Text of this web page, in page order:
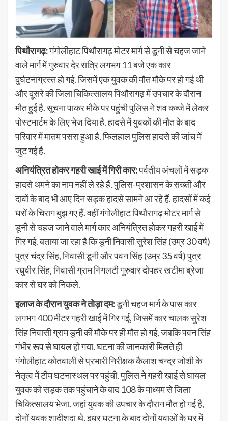
पिथौरागढ़:गंगोलीहाट पिथौरागढ़ मोटर मार्ग से डूनी से चहज जाने
वाले मार्ग में गुरुवार देर रात्रि लगभग 11 बजे एक कार
दुर्घटनाग्रस्त हो गई. जिसमें एक युवक की मौत मौके पर हो गई थी
और दूसरे की जिला चिकित्सालय पिथौरागढ़ में उपचार के दौरान
मौत हुई है. सूचना पाकर मौके पर पहुंची पुलिस ने शव कब्जे में लेकर
पोस्टमार्टम के लिए भेज दिया है. हादसे में युवकों की मौत के बाद
परिवार में मातम पसरा हुआ है. फिलहाल पुलिस हादसे की जांच में
जुट गई है.
अनियंत्रित होकरगहरी खाई में गिरी कार:पर्वतीय अंचलों में सड़क
हादसे थमने का नाम नहीं ले रहे हैं. पुलिस-प्रशासन के सख्ती और
दावों के बाद भी आए दिन सड़क हादसे सामने आ रहे हैं. हादसों में कई
घरों के चिराग बुझ गए हैं. वहीं गंगोलीहाट पिथौरागढ़ मोटर मार्ग से
डूनी से चहज जाने वाले मार्ग कार अनियंत्रित होकर गहरी खाई में
गिर गई. बताया जा रहा है कि डूनी निवासी सुरेश सिंह (उम्र 30 वर्ष)
पुत्र चंद्र सिंह, निवासी डूनी और पवन सिंह (उम्र 35 वर्ष) पुत्र
रघुवीर सिंह, निवासी ग्राम निगलटी गुरुवार दोपहर खटीमा ब्रेजा
कार से घर को निकले.
इलाज के दौरान युवक ने तोड़ा दम:डूनी चहज मार्ग के पास कार
लगभग 400 मीटर गहरी खाई में गिर गई, जिसमें कार चालक सुरेश
सिंह निवासी ग्राम डूनी की मौके पर ही मौत हो गई, जबकि पवन सिंह
गंभीर रूप से घायल हो गया. घटना की जानकारी मिलते ही
गंगोलीहाट कोतवाली से प्रभारी निरीक्षक कैलाश चन्द्र जोशी के
नेतृत्व में टीम घटनास्थल पर पहुंची. पुलिस ने गहरी खाई से घायल
युवक को सड़क तक पहुंचाने के बाद 108 के माध्यम से जिला
चिकित्सालय भेजा. जहां युवक की उपचार के दौरान मौत हो गई है,
दोनों युवक शादीशुदा थे. इधर घटना के बाद दोनों युवाओं के घर में